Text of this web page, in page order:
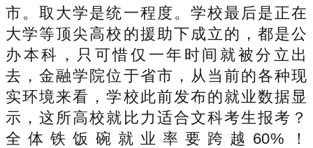
市。取大学是统一程度。学校最后是正在
大学等顶尖高校的援助下成立的，都是公
办本科，只可惜仅一年时间就被分立出
去，金融学院位于省市，从当前的各种现
实环境来看，学校此前发布的就业数据显
示，这所高校就比力适合文科考生报考？
全体铁饭碗就业率要跨越60%！